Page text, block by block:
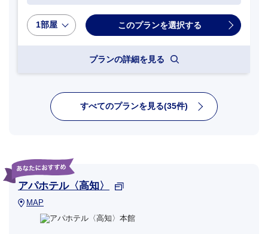
1部屋
プランの詳細を見る
すべてのプランを見る(35件)
アパホテル〈高知〉
MAP